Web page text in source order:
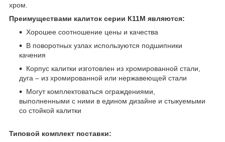
хром.
Преимуществами калиток серии К11М являются:
Хорошее соотношение цены и качества
В поворотных узлах используются подшипники
качения
Корпус калитки изготовлен из хромированной стали,
дуга – из хромированной или нержавеющей стали
Могут комплектоваться ограждениями,
выполненными с ними в едином дизайне и стыкуемыми
со стойкой калитки
Типовой комплект поставки: